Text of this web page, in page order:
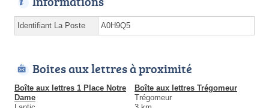
Identifiant La Poste A0H9Q5
Boites aux lettres à proximité
Boîte aux lettres 1 Place Notre
Dame
Boîte aux lettres Trégomeur
Trégomeur